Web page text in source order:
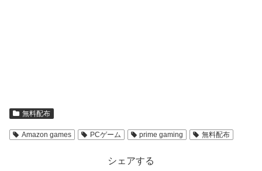
無料配布
Amazon games PCゲーム prime gaming 無料配布
シェアする